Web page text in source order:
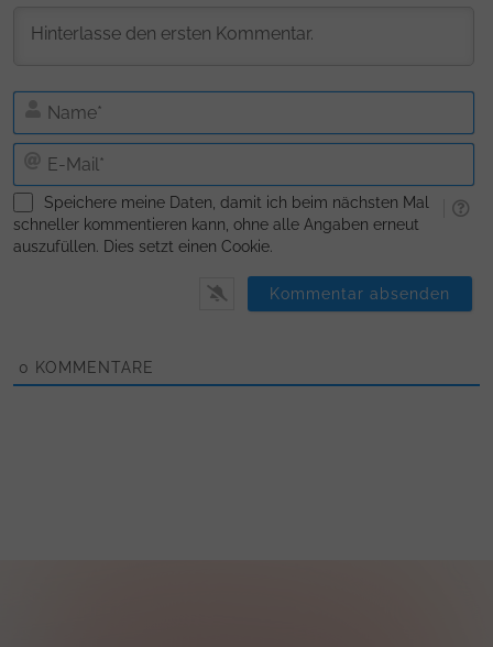
E-
Speichere meine Daten, damit ich beim nächsten Mal
schneller kommentieren kann, ohne alle Angaben erneut
auszufüllen. Dies setzt einen Cookie.
0 KOMMENTARE